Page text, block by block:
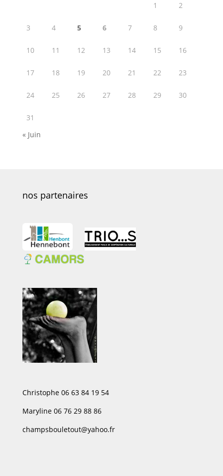
1 2
3 4 5 6 7 8 9
10 11 12 13 14 15 16
17 18 19 20 21 22 23
24 25 26 27 28 29 30
31
« Juin
nos partenaires
Christophe 06 63 84 19 54
Maryline 06 76 29 88 86
champsbouletout@yahoo.fr